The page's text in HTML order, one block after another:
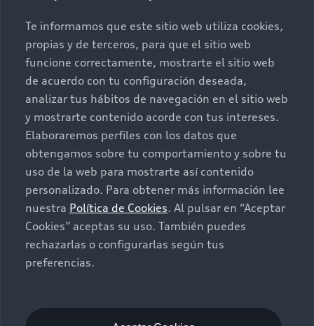
Te informamos que este sitio web utiliza cookies,
propias y de terceros, para que el sitio web
funcione correctamente, mostrarte el sitio web
de acuerdo con tu configuración deseada,
analizar tus hábitos de navegación en el sitio web
y mostrarte contenido acorde con tus intereses.
Elaboraremos perfiles con los datos que
obtengamos sobre tu comportamiento y sobre tu
uso de la web para mostrarte así contenido
personalizado. Para obtener más información lee
nuestra Política de Cookies. Al pulsar en “Aceptar
Cookies” aceptas su uso. También puedes
rechazarlas o configurarlas según tus
preferencias.
Nuestras Promociones
Postventa
Audi Aftersales
Autos Nuevos
Quiero un Audi nuevo
Seminuevos
Audi certified:Plus
Contacto
Contáctanos
Citas de servicio
Información de vehículo nuevo